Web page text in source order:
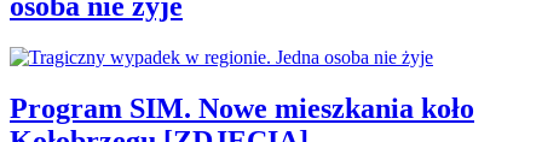
osoba nie żyje
Program SIM. Nowe mieszkania koło